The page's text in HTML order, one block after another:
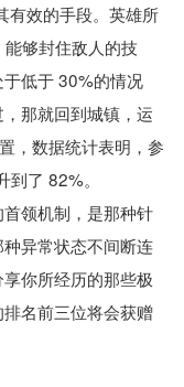
有效的手段。英雄所
够封住敌人的技
于低于 30%的情况
那就回到城镇，运
，数据统计表明，参
了 82%。
领机制，是那种针
异常状态不间断连
你所经历的那些极
名前三位将会获赠